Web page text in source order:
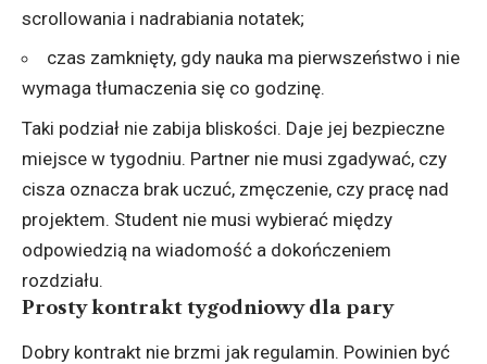
scrollowania i nadrabiania notatek;
czas zamknięty, gdy nauka ma pierwszeństwo i nie
wymaga tłumaczenia się co godzinę.
Taki podział nie zabija bliskości. Daje jej bezpieczne
miejsce w tygodniu. Partner nie musi zgadywać, czy
cisza oznacza brak uczuć, zmęczenie, czy pracę nad
projektem. Student nie musi wybierać między
odpowiedzią na wiadomość a dokończeniem
rozdziału.
Prosty kontrakt tygodniowy dla pary
Dobry kontrakt nie brzmi jak regulamin. Powinien być